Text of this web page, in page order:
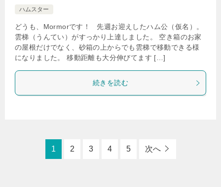
ハムスター
どうも、Mormorです！ 先週お迎えしたハム公（仮名）。
雲梯（うんてい）がすっかり上達しました。 空き箱のお家
の屋根だけでなく、砂箱の上からでも雲梯で移動できる様
になりました。 移動距離も大分伸びてます […]
続きを読む
1 2 3 4 5 次へ